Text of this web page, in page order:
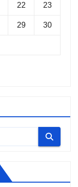
22 23
29 30